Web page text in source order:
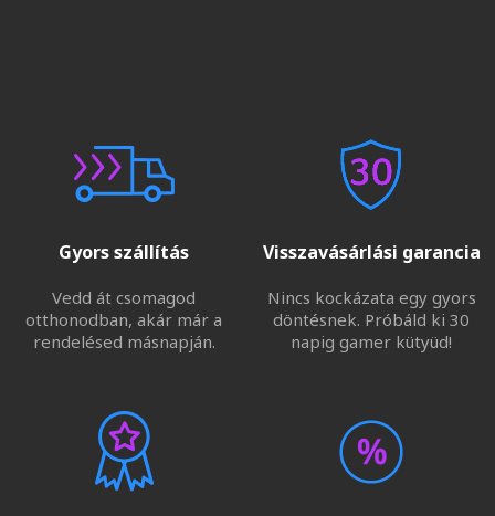
Gyors szállítás
Vedd át csomagod
otthonodban, akár már a
rendelésed másnapján.
Visszavásárlási garancia
Nincs kockázata egy gyors
döntésnek. Próbáld ki 30
napig gamer kütyüd!